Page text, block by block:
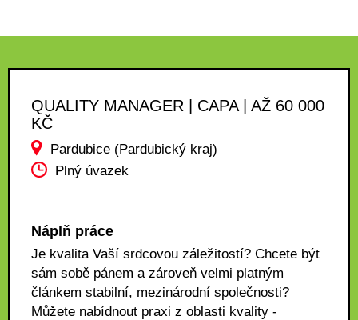
QUALITY MANAGER | CAPA | AŽ 60 000
KČ
Pardubice (Pardubický kraj)
Plný úvazek
Náplň práce
Je kvalita Vaší srdcovou záležitostí? Chcete být
sám sobě pánem a zároveň velmi platným
článkem stabilní, mezinárodní společnosti?
Můžete nabídnout praxi z oblasti kvality -